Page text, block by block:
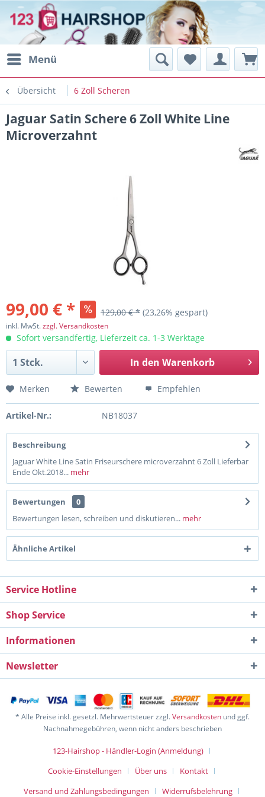
Menü
Übersicht 6 Zoll Scheren
Jaguar Satin Schere 6 Zoll White Line
Microverzahnt
99,00 € * 129,00 € * (23,26% gespart)
inkl. MwSt.zzgl. Versandkosten
Sofort versandfertig, Lieferzeit ca. 1-3 Werktage
In den Warenkorb
Merken Bewerten Empfehlen
Artikel-Nr.: NB18037
Beschreibung
Jaguar White Line Satin Friseurschere microverzahnt 6 Zoll Lieferbar
Ende Okt.2018... mehr
Bewertungen
0
Bewertungen lesen, schreiben und diskutieren... mehr
Ähnliche Artikel
Service Hotline
Shop Service
Informationen
Newsletter
* Alle Preise inkl. gesetzl. Mehrwertsteuer zzgl.Versandkosten und ggf.
Nachnahmegebühren, wenn nicht anders beschrieben
123-Hairshop - Händler-Login (Anmeldung)
Cookie-Einstellungen
Über uns
Kontakt
Versand und Zahlungsbedingungen
Widerrufsbelehrung